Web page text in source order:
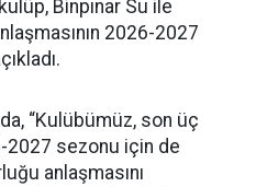
Binpınar Su ile
2026-2027
“Kulübümüz, son üç
sezonu için de
anlaşmasını